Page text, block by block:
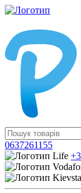
0637261155